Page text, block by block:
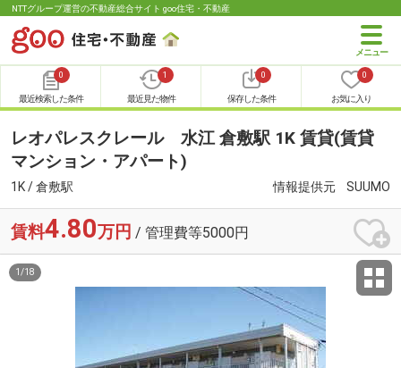
NTTグループ運営の不動産総合サイト goo住宅・不動産
0
最近検索した条件
1
最近見た物件
0
保存した条件
0
お気に入り
レオパレスクレール 水江 倉敷駅 1K 賃貸(賃貸
マンション・アパート)
1K / 倉敷駅 情報提供元 SUUMO
賃料4.80万円 / 管理費等5000円
1 /18